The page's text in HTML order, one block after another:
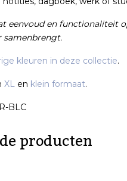
eenvoud en functionaliteit
samenbrengt.
kleuren in deze collectie.
XL en klein formaat.
BLC
producten